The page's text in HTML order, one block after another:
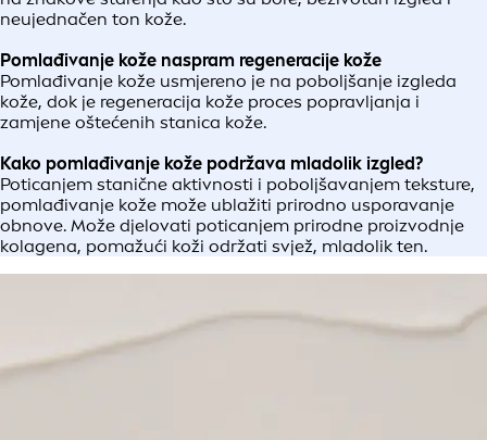
neujednačen ton kože.
Pomlađivanje kože naspram regeneracije kože
Pomlađivanje kože usmjereno je na poboljšanje izgleda
kože, dok je regeneracija kože proces popravljanja i
zamjene oštećenih stanica kože.
Kako pomlađivanje kože podržava mladolik izgled?
Poticanjem stanične aktivnosti i poboljšavanjem teksture,
pomlađivanje kože može ublažiti prirodno usporavanje
obnove. Može djelovati poticanjem prirodne proizvodnje
kolagena, pomažući koži održati svjež, mladolik ten.